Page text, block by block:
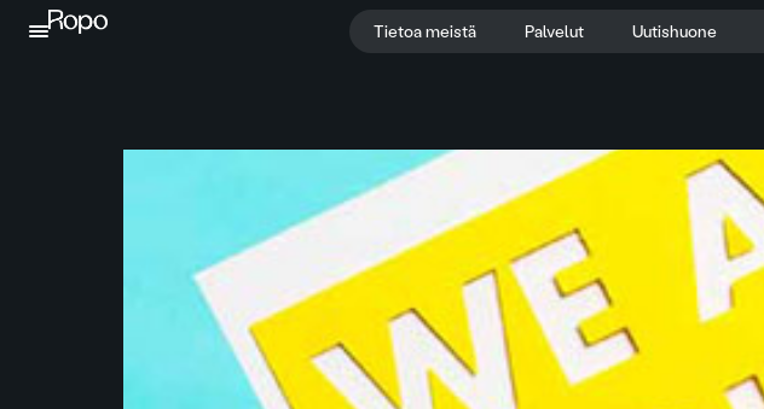
Jatka sisältöön
Tietoa meistä Palvelut Uutishuone